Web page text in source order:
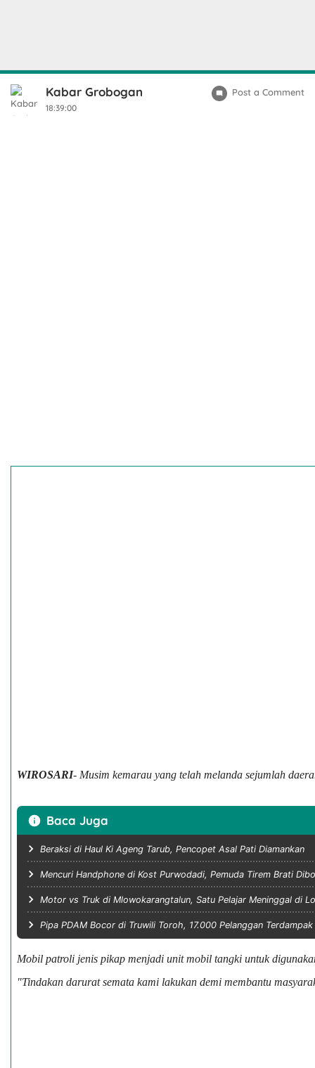
Kabar Grobogan
18:39:00
Post a Comment
WIROSARI- Musim kemarau yang telah melanda sejumlah
Baca Juga
Beraksi di Haul Ki Ageng Tarub, Pencopet Asal Pati Diamankan
Mencuri Handphone di Kost Purwodadi, Pemuda Tirem Brati
Motor vs Truk di Mlowokarangtalun, Satu Pelajar Meninggal di
Pipa PDAM Bocor di Truwili Toroh, 17.000 Pelanggan Terdampak
Mobil patroli jenis pikap menjadi unit mobil tangki untuk
"Tindakan darurat semata kami lakukan demi membantu